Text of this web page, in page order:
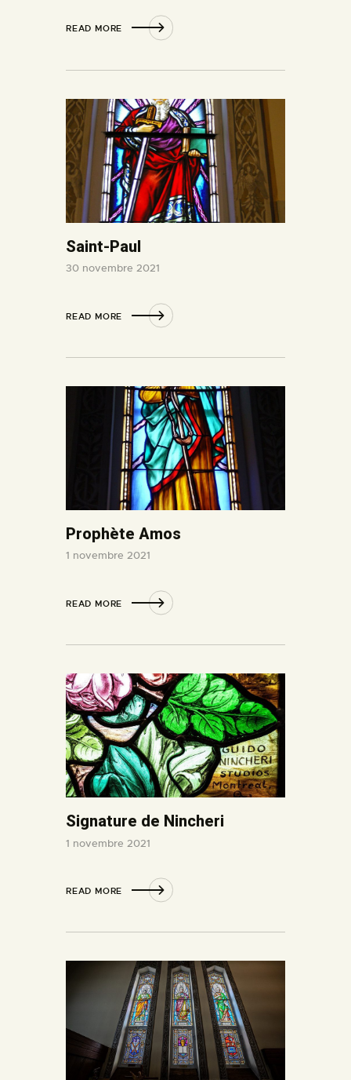
READ MORE
Saint-Paul
30 novembre 2021
READ MORE
Prophète Amos
1 novembre 2021
READ MORE
Signature de Nincheri
1 novembre 2021
READ MORE